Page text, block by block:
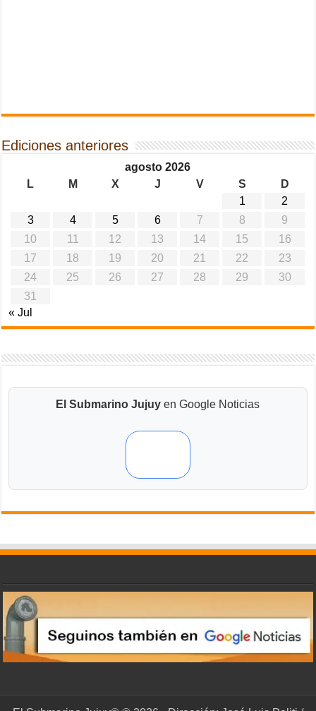
Ediciones anteriores
agosto 2026
L
M X J V S
D
1
2
3
4 5 6 7 8
9
10
11 12 13 14 15
16
17
18 19 20 21 22
23
24
25 26 27 28 29
30
31
« Jul
El Submarino Jujuy en Google Noticias